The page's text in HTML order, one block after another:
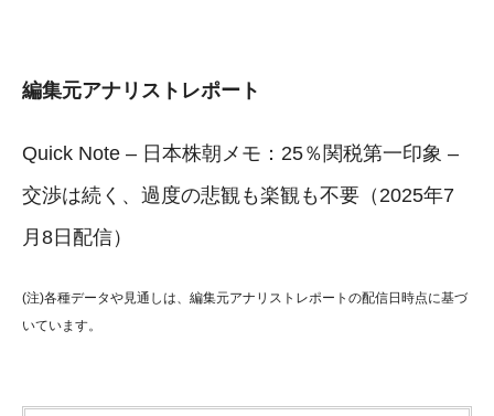
編集元アナリストレポート
Quick Note – 日本株朝メモ：25％関税第一印象 –
交渉は続く、過度の悲観も楽観も不要（2025年7
月8日配信）
(注)各種データや見通しは、編集元アナリストレポートの配信日時点に基づ
いています。